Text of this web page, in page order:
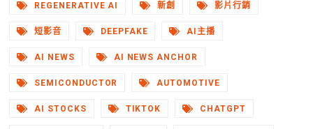
REGENERATIVE AI 新創 影片行銷
短影音 DEEPFAKE AI主播
AI NEWS AI NEWS ANCHOR
SEMICONDUCTOR AUTOMOTIVE
AI STOCKS TIKTOK CHATGPT